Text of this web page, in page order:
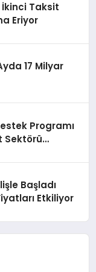
İkinci Taksit
Eriyor
17 Milyar
Programı
Sektörü
Başladı
Etkiliyor